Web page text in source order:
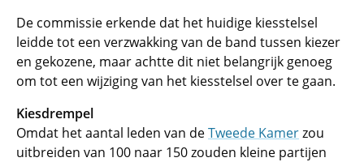
De commissie erkende dat het huidige kiesstelsel
leidde tot een verzwakking van de band tussen kiezer
en gekozene, maar achtte dit niet belangrijk genoeg
om tot een wijziging van het kiesstelsel over te gaan.
Kiesdrempel
Omdat het aantal leden van deTweede Kamerzou
uitbreiden van 100 naar 150 zouden kleine partijen